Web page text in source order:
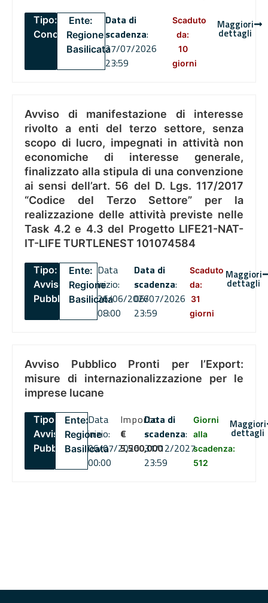
Tipo:
Concorsi
Ente:
Regione
Basilicata
Data di
scadenza:
27/07/2026
23:59
Scaduto
da:
10
giorni
Maggiori
dettagli
Avviso di manifestazione di interesse
rivolto a enti del terzo settore, senza
scopo di lucro, impegnati in attività non
economiche di interesse generale,
finalizzato alla stipula di una convenzione
ai sensi dell’art. 56 del D. Lgs. 117/2017
“Codice del Terzo Settore” per la
realizzazione delle attività previste nelle
Task 4.2 e 4.3 del Progetto LIFE21-NAT-
IT-LIFE TURTLENEST 101074584
Tipo:
Avviso
Pubblico
Ente:
Regione
Basilicata
Data
inizio:
26/06/2026
08:00
Data di
scadenza:
06/07/2026
23:59
Scaduto
da:
31
giorni
Maggiori
dettagli
Avviso Pubblico Pronti per l’Export:
misure di internazionalizzazione per le
imprese lucane
Tipo:
Avviso
Pubblico
Ente:
Regione
Basilicata
Data
inizio:
06/07/2026
00:00
Importo
€
5,500,000
Data di
scadenza:
31/12/2027
23:59
Giorni
alla
scadenza:
512
Maggiori
dettagli